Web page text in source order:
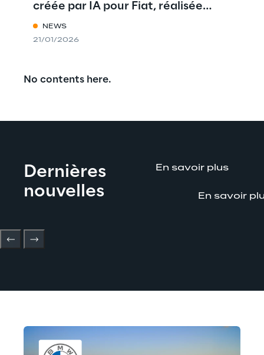
créée par IA pour Fiat, réalisée
NEWS
21/01/2026
No contents here.
En savoir plus
En savoir
Dernières
nouvelles